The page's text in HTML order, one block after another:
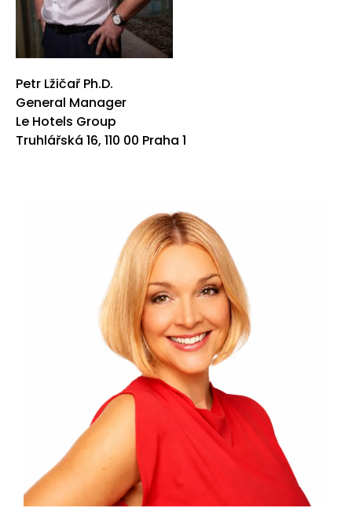
Petr Lžičař Ph.D.
General Manager
Le Hotels Group
Truhlářská 16, 110 00 Praha 1